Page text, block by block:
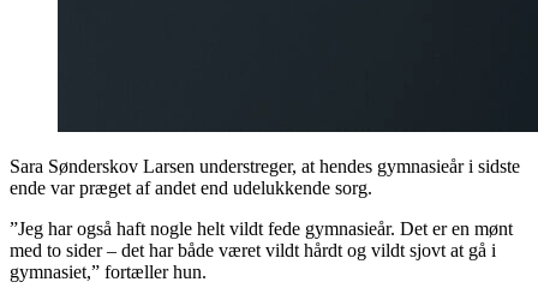
Sara Sønderskov Larsen understreger, at hendes gymnasieår i sidste
ende var præget af andet end udelukkende sorg.
”Jeg har også haft nogle helt vildt fede gymnasieår. Det er en mønt
med to sider – det har både været vildt hårdt og vildt sjovt at gå i
gymnasiet,” fortæller hun.